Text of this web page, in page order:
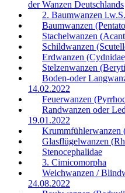
der Wanzen Deutschlands
2. Baumwanzen
Baumwanzen
Stachelwanzen
Schildwanzen
Erdwanzen
Stelzenwanzen
Boden-oder
14.02.2022
Feuerwanzen
Randwanzen oder
19.01.2022
Krummfühlerwanzen
Glasflügelwanzen
Stenocephalidae
3. Cimicomorpha
Weichwanzen /
24.08.2022